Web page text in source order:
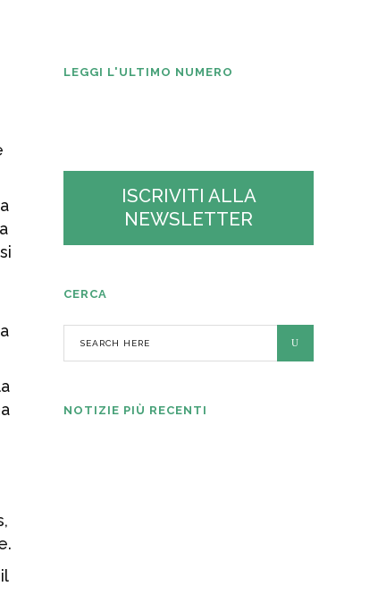
LEGGI L'ULTIMO NUMERO
2026
ISCRIVITI ALLA
NEWSLETTER
CERCA
NOTIZIE PIÙ RECENTI